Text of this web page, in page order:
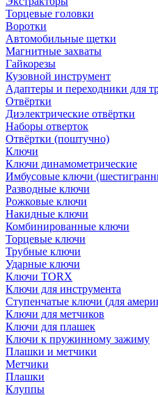
Торцевые головки
Воротки
Автомобильные щетки
Магнитные захваты
Гайкорезы
Кузовной инструмент
Адаптеры и переходники для
Отвёртки
Диэлектрические отвёртки
Наборы отверток
Отвёртки (поштучно)
Ключи
Ключи динамометрические
Имбусовые ключи
Разводные ключи
Рожковые ключи
Накидные ключи
Комбинированные ключи
Торцевые ключи
Трубные ключи
Ударные ключи
Ключи TORX
Ключи для инструмента
Ступенчатые ключи (для
Ключи для метчиков
Ключи для плашек
Ключи к пружинному зажиму
Плашки и метчики
Метчики
Плашки
Клуппы